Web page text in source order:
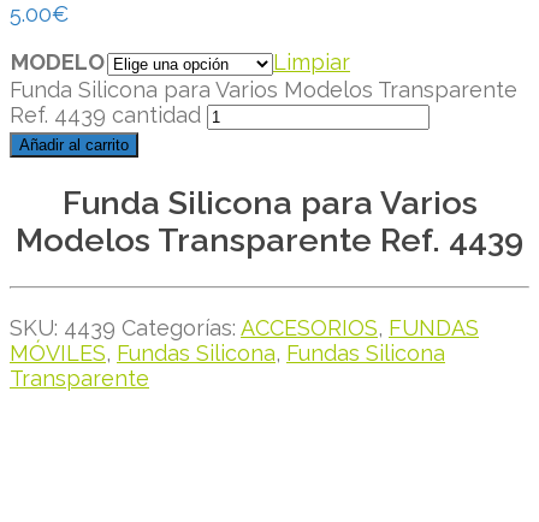
5.00€
MODELO
Limpiar
Funda Silicona para Varios Modelos Transparente
Ref. 4439 cantidad
Añadir al carrito
Funda Silicona para Varios
Modelos Transparente Ref. 4439
SKU: 4439 Categorías: ACCESORIOS, FUNDAS
MÓVILES, Fundas Silicona, Fundas Silicona
Transparente